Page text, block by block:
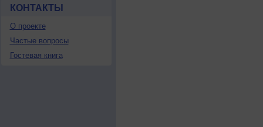
КОНТАКТЫ
О проекте
Частые вопросы
Гостевая книга